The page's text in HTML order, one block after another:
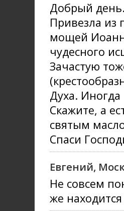
Добрый
Привезла из
мощей
чудесного
Зачастую
Духа.
Скажите, а
святым
Спаси
Евгений,
Не совсем
же